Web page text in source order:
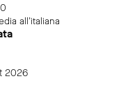
all'italiana
2026